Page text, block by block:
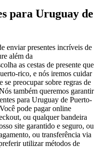
para Uruguay de
enviar presentes incríveis de
além da
as cestas de presente que
rico, e nós iremos cuidar
se preocupar sobre regras de
também queremos garantir
para Uruguay de Puerto-
pode pagar online
ou qualquer bandeira
site garantido e seguro, ou
ou transferência via
utilizar métodos de